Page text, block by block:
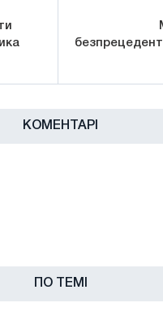
КОМЕНТАРІ
ПО ТЕМІ